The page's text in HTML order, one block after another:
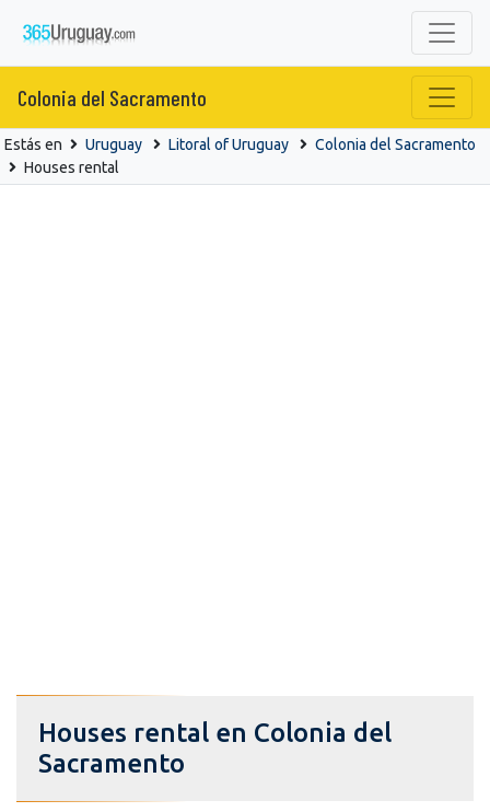
Colonia del Sacramento
Estás en Uruguay Litoral of Uruguay
Colonia del Sacramento
Houses rental
Houses rental en Colonia del
Sacramento